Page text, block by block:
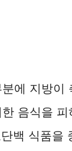
에 지방이
음식을 피
백 식품을